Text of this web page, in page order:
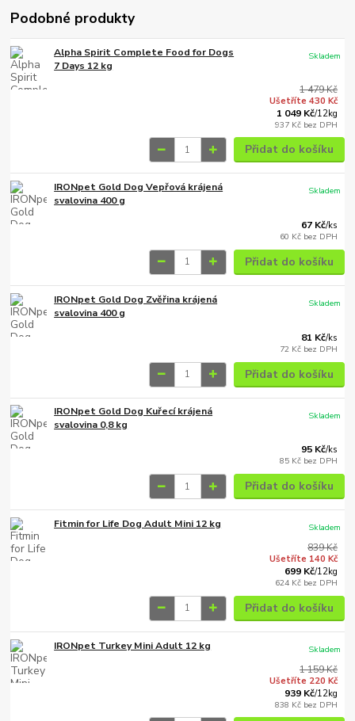
Podobné produkty
Alpha Spirit Complete Food for Dogs
7 Days 12 kg
1 479 Kč
Ušetříte 430 Kč
1 049 Kč/12kg
937 Kč bez DPH
Skladem
Přidat do košíku
IRONpet Gold Dog Vepřová krájená
svalovina 400 g
67 Kč/ks
60 Kč bez DPH
Skladem
Přidat do košíku
IRONpet Gold Dog Zvěřina krájená
svalovina 400 g
81 Kč/ks
72 Kč bez DPH
Skladem
Přidat do košíku
IRONpet Gold Dog Kuřecí krájená
svalovina 0,8 kg
95 Kč/ks
85 Kč bez DPH
Skladem
Přidat do košíku
Fitmin for Life Dog Adult Mini 12 kg
839 Kč
Ušetříte 140 Kč
699 Kč/12kg
624 Kč bez DPH
Skladem
Přidat do košíku
IRONpet Turkey Mini Adult 12 kg
1 159 Kč
Ušetříte 220 Kč
939 Kč/12kg
838 Kč bez DPH
Skladem